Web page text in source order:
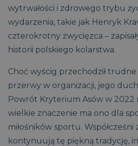
wytrwałości i zdrowego trybu
wydarzenia, takie jak Henryk
czterokrotny zwycięzca –
historii polskiego kolarstwa.
Choć wyścig przechodził
przerwy w organizacji, jego duch
Powrót Kryterium Asów w 2022
wielkie znaczenie ma ono dla
miłośników sportu. Współcześni
kontynuują tę piękną tradycję,